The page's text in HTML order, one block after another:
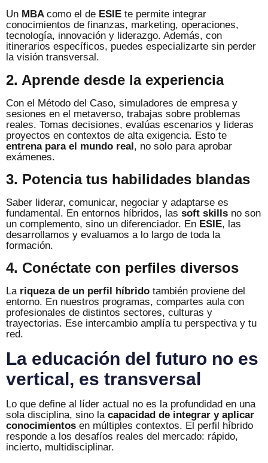
Un MBA como el de ESIE te permite integrar
conocimientos de finanzas, marketing, operaciones,
tecnología, innovación y liderazgo. Además, con
itinerarios específicos, puedes especializarte sin perder
la visión transversal.
2. Aprende desde la experiencia
Con el Método del Caso, simuladores de empresa y
sesiones en el metaverso, trabajas sobre problemas
reales. Tomas decisiones, evalúas escenarios y lideras
proyectos en contextos de alta exigencia. Esto te
entrena para el mundo real, no solo para aprobar
exámenes.
3. Potencia tus habilidades blandas
Saber liderar, comunicar, negociar y adaptarse es
fundamental. En entornos híbridos, las soft skills no son
un complemento, sino un diferenciador. En ESIE, las
desarrollamos y evaluamos a lo largo de toda la
formación.
4. Conéctate con perfiles diversos
La riqueza de un perfil híbrido también proviene del
entorno. En nuestros programas, compartes aula con
profesionales de distintos sectores, culturas y
trayectorias. Ese intercambio amplía tu perspectiva y tu
red.
La educación del futuro no es
vertical, es transversal
Lo que define al líder actual no es la profundidad en una
sola disciplina, sino la capacidad de integrar y aplicar
conocimientos en múltiples contextos. El perfil híbrido
responde a los desafíos reales del mercado: rápido,
incierto, multidisciplinar.